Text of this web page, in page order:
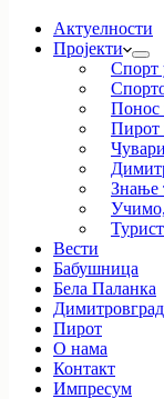
Актуелности
Пројекти
Спорт
Понос
Пирот
Знање
Учимо,
Вести
Бабушница
Бела Паланка
Димитровград
Пирот
О нама
Контакт
Импресум